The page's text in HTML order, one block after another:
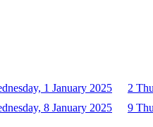
1 January 2025 2
8 January 2025 9